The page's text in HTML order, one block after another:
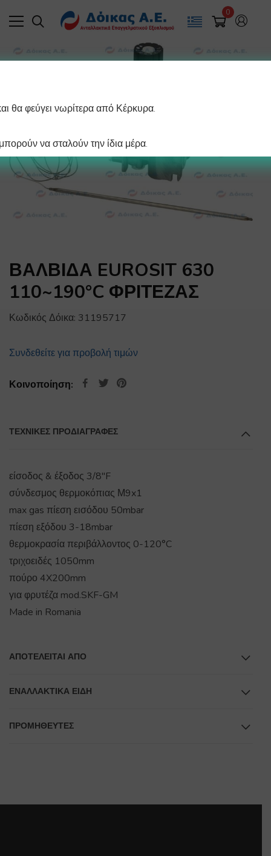
0
ΒΑΛΒΙΔΑ EUROSIT 630
110~190°C ΦΡΙΤΕΖΑΣ
Κωδικός Δόικα: 31195717
Συνδεθείτε για προβολή τιμών
Κοινοποίηση:
ΤΕΧΝΙΚΕΣ ΠΡΟΔΙΑΓΡΑΦΕΣ
είσοδος & έξοδος 3/8"F
σύνδεσμος θερμοκόπιας Μ9x1
max gas πίεση εισόδου 50mbar
πίεση εξόδου 3-18mbar
θερμοκρασία περιβάλλοντος 0-120°C
τριχοειδές 1050mm
πούρο 4X200mm
για φρυτέζα mod.SKF-GM
Made in Romania
ΑΠΟΤΕΛΕΊΤΑΙ ΑΠΌ
ΕΝΑΛΛΑΚΤΙΚΆ ΕΊΔΗ
ΠΡΟΜΗΘΕΥΤΕΣ
θα φεύγει νωρίτερα από Κέρκυρα.
να σταλούν την ίδια μέρα.